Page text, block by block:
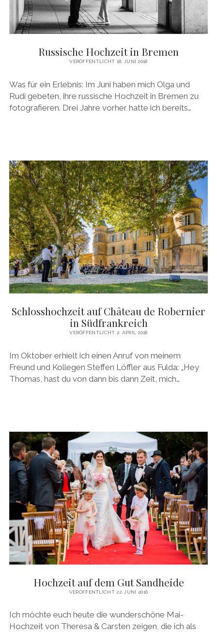
Russische Hochzeit in Bremen
VERÖFFENTLICHT 18. JUNI 2018
Was für ein Erlebnis: Im Juni haben mich Olga und
Rudi gebeten, ihre russische Hochzeit in Bremen zu
fotografieren. Drei Jahre vorher hatte ich bereits…
Schlosshochzeit auf Château de Robernier
in Südfrankreich
VERÖFFENTLICHT 2. APRIL 2018
Im Oktober erhielt ich einen Anruf von meinem
Freund und Kollegen Steffen Löffler aus Fulda: „Hey
Thomas, hast du von dann bis dann Zeit, mich…
Hochzeit auf dem Gut Sandheide
VERÖFFENTLICHT 22. JUNI 2016
Ich möchte euch heute die wunderschöne Mai-
Hochzeit von Theresa & Carsten zeigen, die ich als